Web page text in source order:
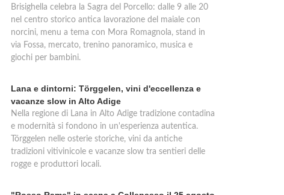
Brisighella celebra la Sagra del Porcello: dalle 9 alle 20
nel centro storico antica lavorazione del maiale con
norcini, menu a tema con Mora Romagnola, stand in
via Fossa, mercato, trenino panoramico, musica e
giochi per bambini.
Lana e dintorni: Törggelen, vini d'eccellenza e
vacanze slow in Alto Adige
Nella regione di Lana in Alto Adige tradizione contadina
e modernità si fondono in un'esperienza autentica.
Törggelen nelle osterie storiche, vini da antiche
tradizioni vitivinicole e vacanze slow tra sentieri delle
rogge e produttori locali.